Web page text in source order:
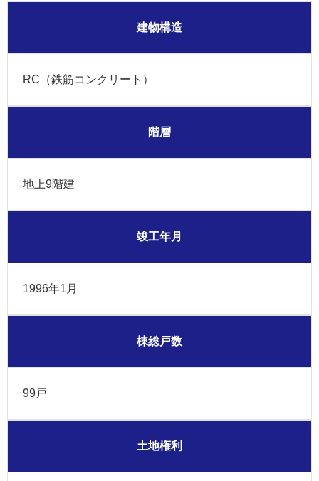
建物構造
RC（鉄筋コンクリート）
階層
地上9階建
竣工年月
1996年1月
棟総戸数
99戸
土地権利